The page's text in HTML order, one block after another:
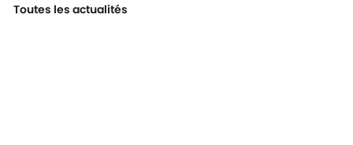
Toutes les actualités